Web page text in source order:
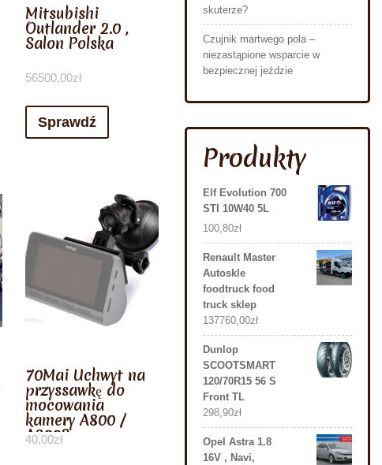
Mitsubishi
Outlander 2.0 ,
Salon Polska
56500,00zł
Sprawdź
70Mai Uchwyt na
przyssawkę do
mocowania
kamery A800 /
A800S
40,00zł
skuterze?
Czujnik martwego pola –
niezastąpione wsparcie w
bezpiecznej jeździe
Produkty
Elf Evolution 700
STI 10W40 5L
100,80zł
Renault Master
Autoskle
foodtruck food
truck sklep
137760,00zł
Dunlop
SCOOTSMART
120/70R15 56 S
Front TL
298,90zł
Opel Astra 1.8
16V , Navi,